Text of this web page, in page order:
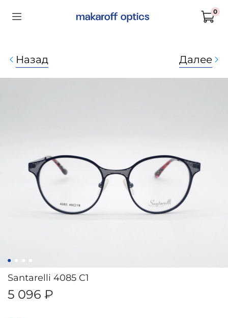
0
Назад Далее
Santarelli 4085 C1
5 096 ₽